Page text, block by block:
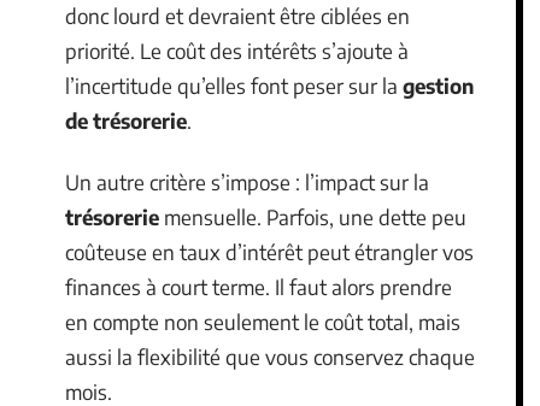
donc lourd et devraient être ciblées en
priorité. Le coût des intérêts s’ajoute à
l’incertitude qu’elles font peser sur la gestion
de trésorerie.
Un autre critère s’impose : l’impact sur la
trésorerie mensuelle. Parfois, une dette peu
coûteuse en taux d’intérêt peut étrangler vos
finances à court terme. Il faut alors prendre
en compte non seulement le coût total, mais
aussi la flexibilité que vous conservez chaque
mois.